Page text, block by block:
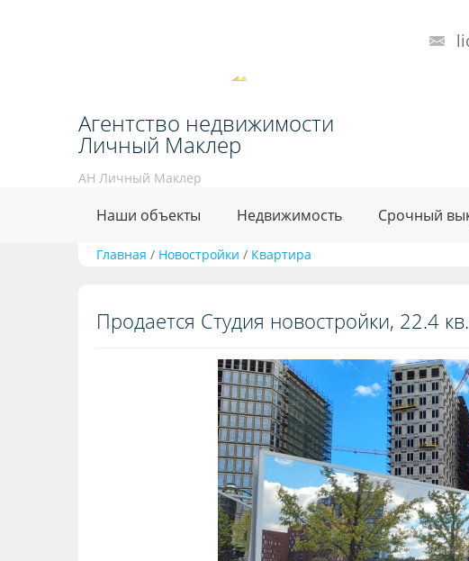
Агентство недвижимости
Личный Маклер
АН Личный Маклер
Наши объекты Недвижимость Срочный
Главная / Новостройки / Квартира
Продается Студия новостройки, 22.4